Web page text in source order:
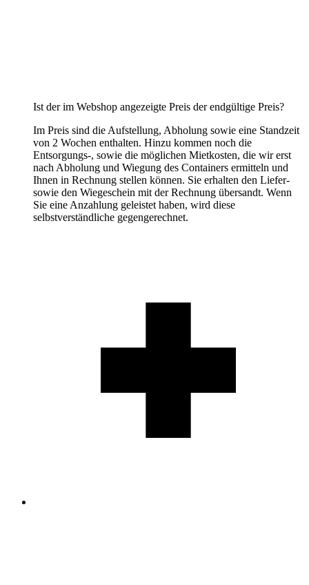
Ist der im Webshop angezeigte Preis der endgültige Preis?
Im Preis sind die Aufstellung, Abholung sowie eine Standzeit
von 2 Wochen enthalten. Hinzu kommen noch die
Entsorgungs-, sowie die möglichen Mietkosten, die wir erst
nach Abholung und Wiegung des Containers ermitteln und
Ihnen in Rechnung stellen können. Sie erhalten den Liefer-
sowie den Wiegeschein mit der Rechnung übersandt. Wenn
Sie eine Anzahlung geleistet haben, wird diese
selbstverständliche gegengerechnet.